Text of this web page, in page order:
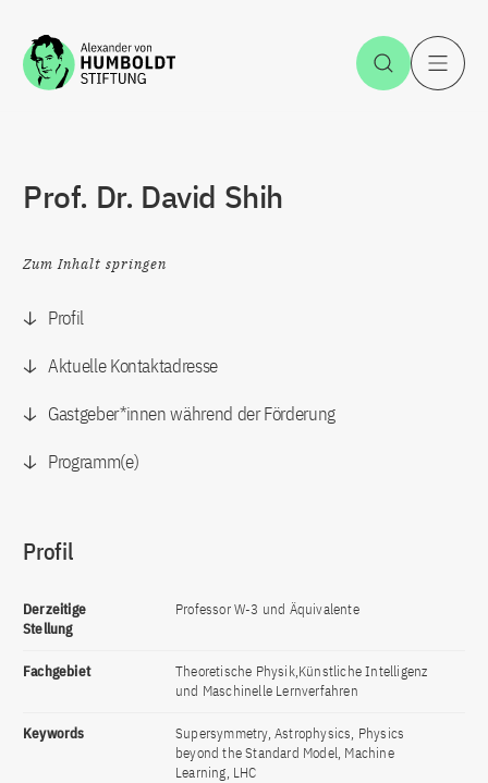
Zum Inhalt springen Suche
Prof. Dr. David Shih
Zum Inhalt springen
Profil
Aktuelle Kontaktadresse
Gastgeber*innen während der Förderung
Programm(e)
Profil
Derzeitige
Stellung
Professor W-3 und Äquivalente
Fachgebiet
Theoretische Physik,Künstliche Intelligenz
und Maschinelle Lernverfahren
Keywords
Supersymmetry, Astrophysics, Physics
beyond the Standard Model, Machine
Learning, LHC